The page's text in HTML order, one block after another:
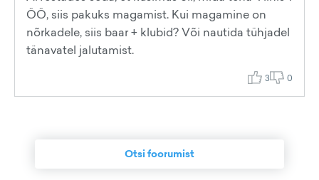
ÖÖ, siis pakuks magamist. Kui magamine on
nõrkadele, siis baar + klubid? Või nautida tühjadel
tänavatel jalutamist.
3 0
Otsi foorumist